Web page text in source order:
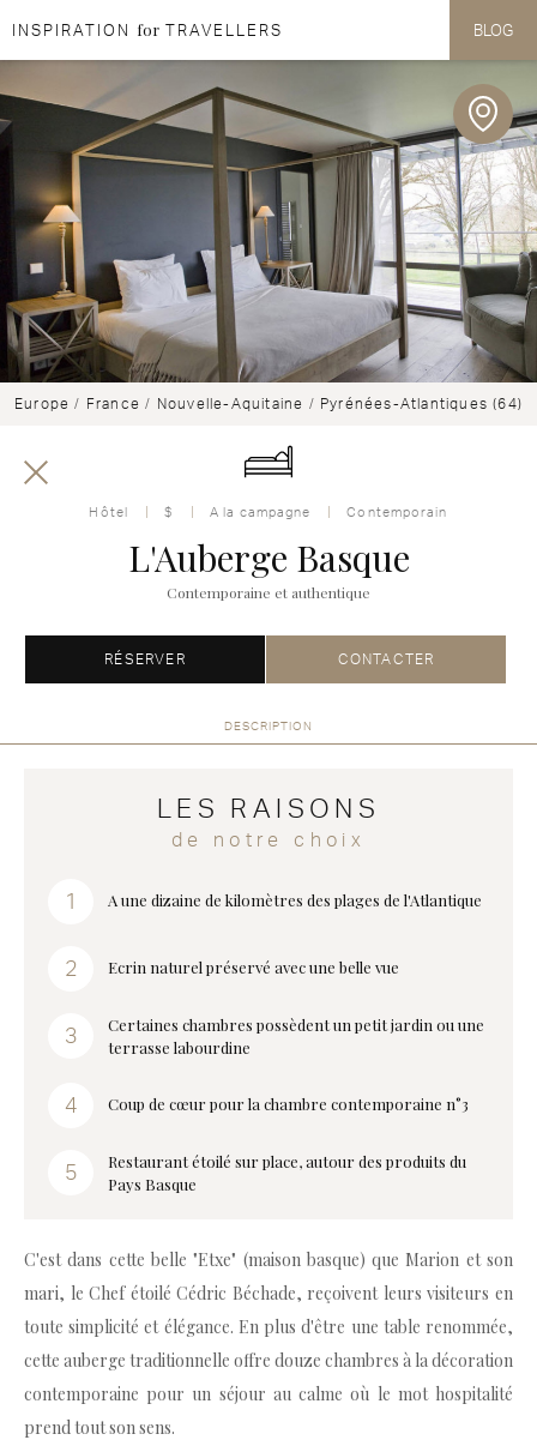
Aller au contenu
Aller au menu
INSPIRATION for TRAVELLERS BLOG
Europe / France / Nouvelle-Aquitaine / Pyrénées-Atlantiques (64)
Hôtel $ A la campagne Contemporain
L'Auberge Basque
Contemporaine et authentique
RÉSERVER CONTACTER
DESCRIPTION
LES RAISONS
de notre choix
A une dizaine de kilomètres des plages de l'Atlantique
Ecrin naturel préservé avec une belle vue
Certaines chambres possèdent un petit jardin ou une
terrasse labourdine
Coup de cœur pour la chambre contemporaine n°3
Restaurant étoilé sur place, autour des produits du
Pays Basque
C'est dans cette belle "Etxe" (maison basque) que Marion et son
mari, le Chef étoilé Cédric Béchade, reçoivent leurs visiteurs en
toute simplicité et élégance. En plus d'être une table renommée,
cette auberge traditionnelle offre douze chambres à la décoration
contemporaine pour un séjour au calme où le mot hospitalité
prend tout son sens.